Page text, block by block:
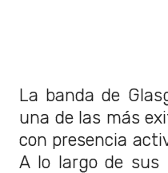
La banda de
una de las más
con presencia
A lo largo de sus